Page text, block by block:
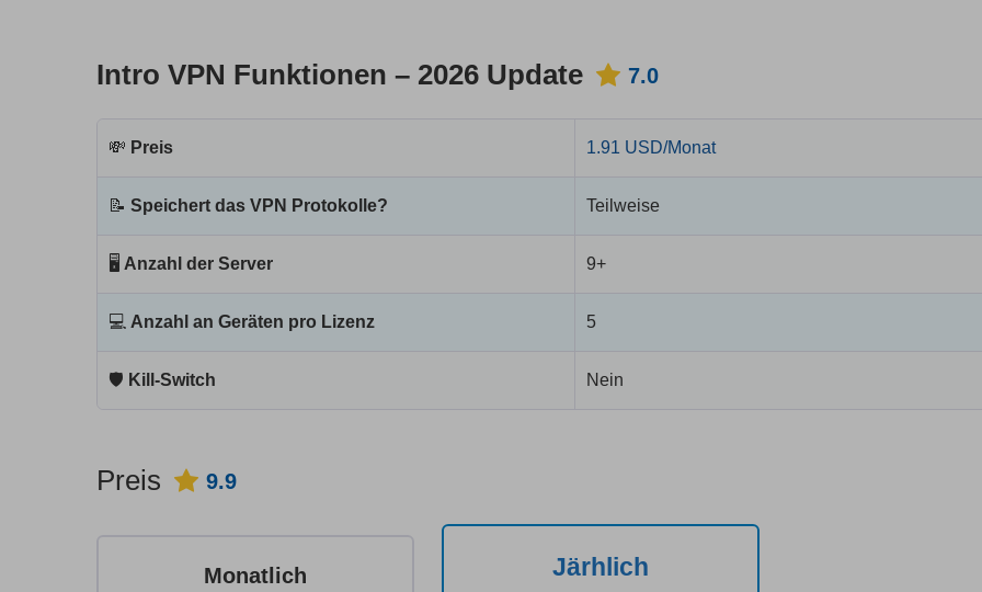
Intro VPN Funktionen – 2026 Update 7.0
💸 Preis 1.91 USD/Monat
📝 Speichert das VPN Protokolle? Teilweise
🖥 Anzahl der Server 9+
💻 Anzahl an Geräten pro Lizenz 5
🛡 Kill-Switch Nein
Preis 9.9
Järhlich
Monatlich